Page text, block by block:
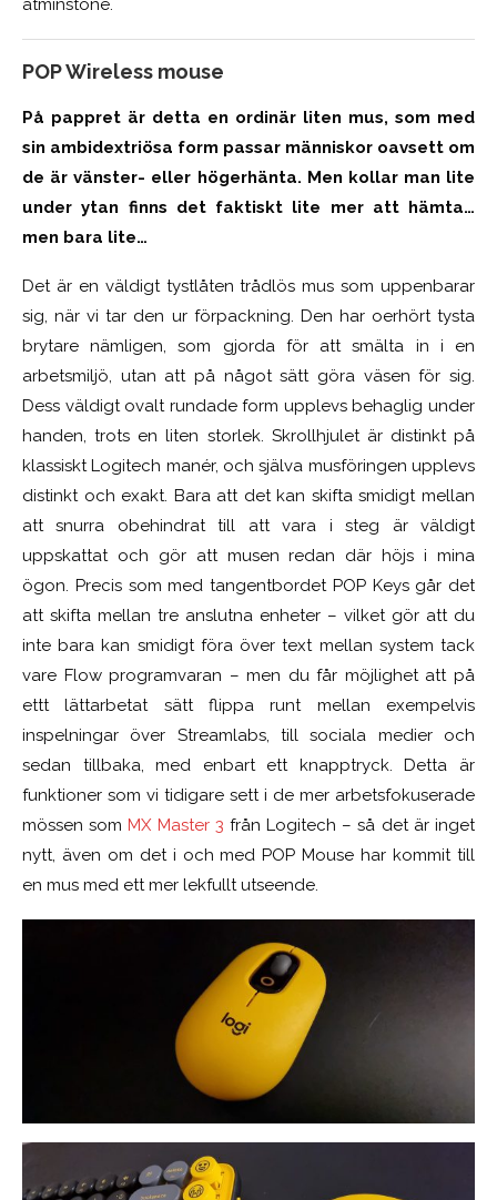
åtminstone.
POP Wireless mouse
På pappret är detta en ordinär liten mus, som med
sin ambidextriösa form passar människor oavsett om
de är vänster- eller högerhänta. Men kollar man lite
under ytan finns det faktiskt lite mer att hämta…
men bara lite…
Det är en väldigt tystlåtentrådlösmus som uppenbarar
sig, när vi tar den ur förpackning. Den har oerhört tysta
brytare nämligen, som gjorda för att smälta in i en
arbetsmiljö, utan att på något sätt göra väsen för sig.
Dess väldigt ovalt rundade form upplevs behaglig under
handen, trots en liten storlek. Skrollhjulet är distinkt på
klassiskt Logitech manér, och själva musföringen upplevs
distinkt och exakt. Bara att det kan skifta smidigt mellan
att snurra obehindrat till att vara i steg är väldigt
uppskattat och gör att musen redan där höjs i mina
ögon. Precis som med tangentbordet POP Keys går det
att skifta mellan tre anslutna enheter – vilket gör att du
inte bara kan smidigt föra över text mellan system tack
vare Flow programvaran – men du får möjlighet att på
ettt lättarbetat sätt flippa runt mellan exempelvis
inspelningar över Streamlabs, till sociala medier och
sedan tillbaka, med enbart ett knapptryck. Detta är
funktioner som vi tidigare sett i de mer arbetsfokuserade
mössen som MX Master 3 från Logitech – så det är inget
nytt, även om det i och med POP Mouse har kommit till
en mus med ett mer lekfullt utseende.